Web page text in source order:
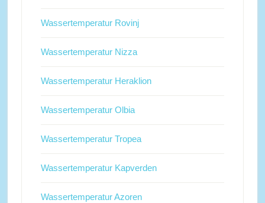
Wassertemperatur Rovinj
Wassertemperatur Nizza
Wassertemperatur Heraklion
Wassertemperatur Olbia
Wassertemperatur Tropea
Wassertemperatur Kapverden
Wassertemperatur Azoren